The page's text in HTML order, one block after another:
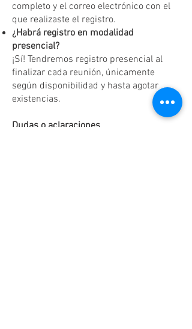
completo y el correo electrónico con el
que realizaste el registro.
¿Habrá registro en modalidad
presencial?
¡Sí! Tendremos registro presencial al
finalizar cada reunión, únicamente
según disponibilidad y hasta agotar
existencias.
Dudas o aclaraciones